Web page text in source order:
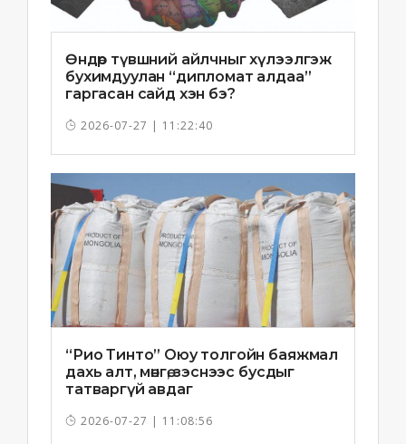
Өндөр түвшний айлчныг хүлээлгэж
бухимдуулан “дипломат алдаа”
гаргасан сайд хэн бэ?
2026-07-27 | 11:22:40
“Рио Тинто” Оюу толгойн баяжмал
дахь алт, мөнгө, зэснээс бусдыг
татваргүй авдаг
2026-07-27 | 11:08:56